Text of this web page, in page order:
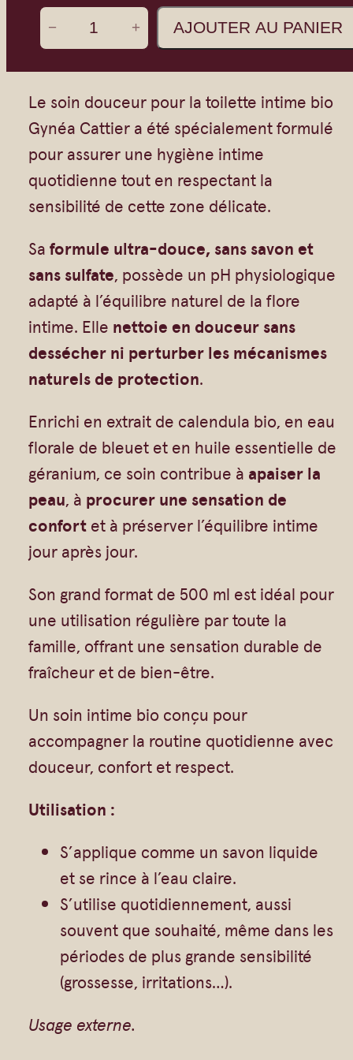
Vrac
Authentiques
Savons moulés
Beurre de Karité
Végétales
Barres détachantes
Savon Noir
Savons sur corde
Argiles
Crèmes visages
Eaux florales
Exfoliants
Gommages
Huiles à massage
Hydratants
Savons en barre
Huiles
Savons sur corde
Gommages
Savons en barre
Huiles
Shampoings
Livres
Le soin douceur pour la toilette intime bio
Gynéa Cattier a été spécialement formulé
pour assurer une hygiène intime
quotidienne tout en respectant la
sensibilité de cette zone délicate.
Saformule ultra-douce, sans savon et
sans sulfate, possède un pH physiologique
adapté à l’équilibre naturel de la flore
intime. Elle nettoie en douceur sans
dessécher ni perturber les mécanismes
naturels de protection.
Enrichi en extrait de calendula bio, en eau
florale de bleuet et en huile essentielle de
géranium, ce soin contribue à apaiser la
peau, à procurer une sensation de
confort et à préserver l’équilibre intime
jour après jour.
Son grand format de 500 ml est idéal pour
une utilisation régulière par toute la
famille, offrant une sensation durable de
fraîcheur et de bien-être.
Un soin intime bio conçu pour
accompagner la routine quotidienne avec
douceur, confort et respect.
Utilisation :
S’applique comme un savon liquide
et se rince à l’eau claire.
S’utilise quotidiennement, aussi
souvent que souhaité, même dans les
périodes de plus grande sensibilité
(grossesse, irritations…).
Usage externe.
q
u
a
n
t
i
t
é
e
G
y
n
e
a
S
o
i
n
d
o
u
c
e
u
t
o
i
l
t
e
m
− + AJOUTER AU PANIER